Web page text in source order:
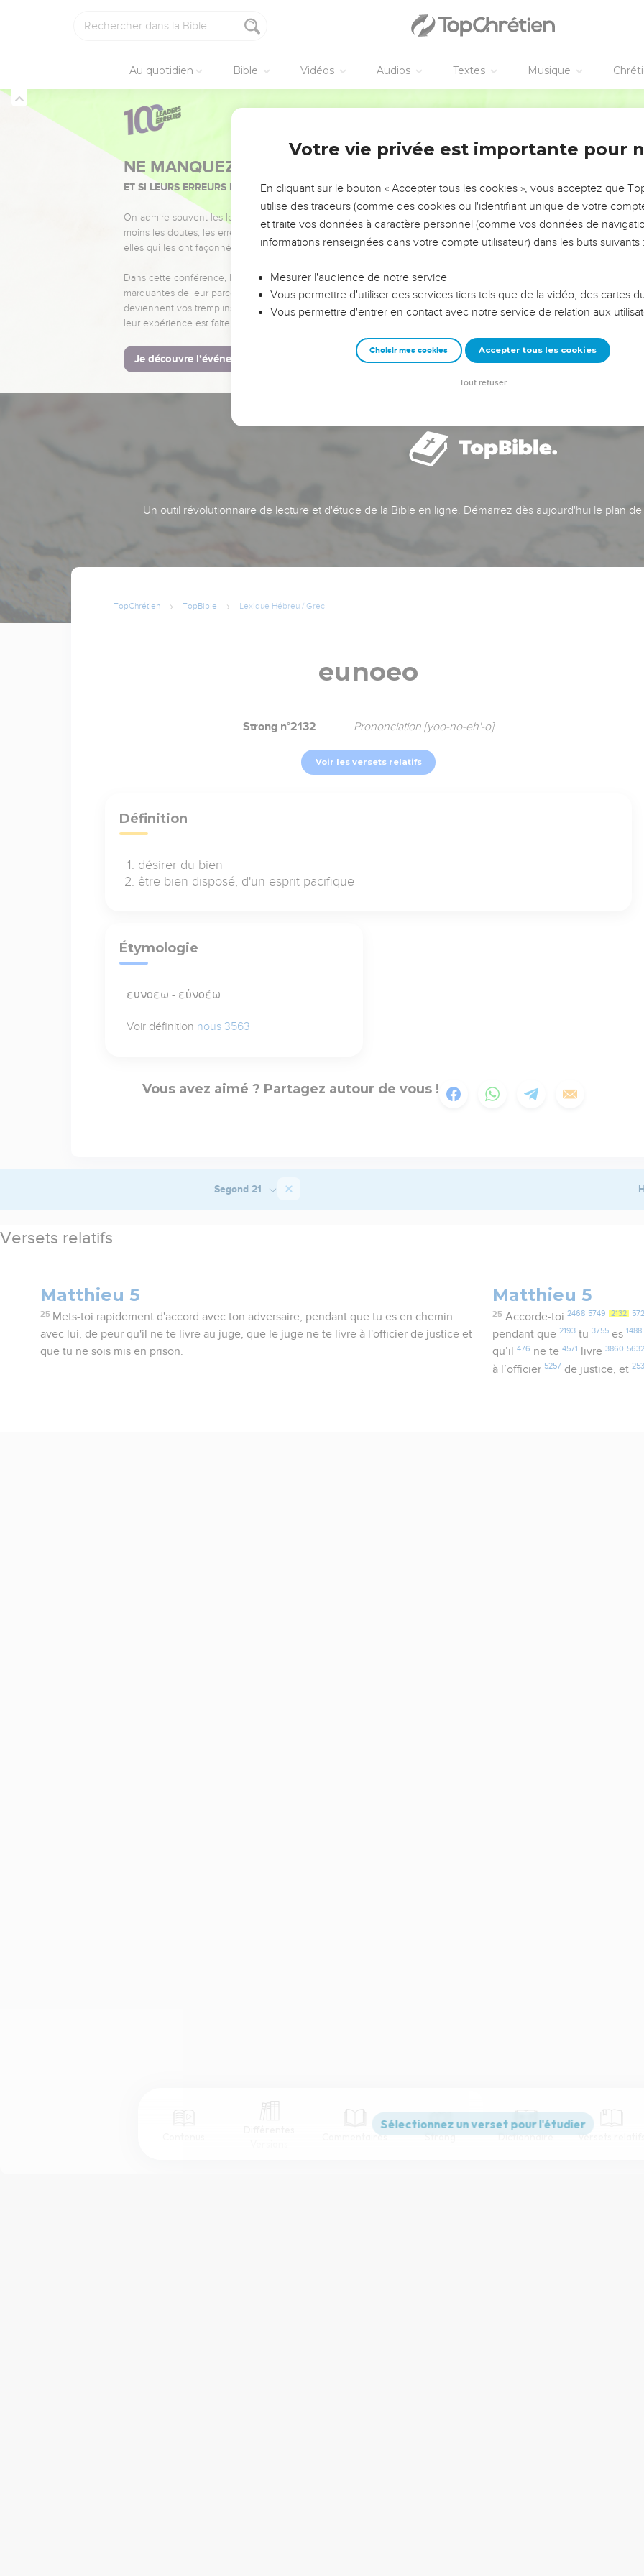
Au quotidien Bible Vidéos Audios Textes Musique
NE MANQUEZ PAS L’ÉVÉNEMENT DE L’ANNÉE !
ET SI LEURS ERREURS POUVAIENT VOUS ÉVITER LES VOTRES ?
On admire souvent les leaders pour leurs réussites, leur impact, leur foi ou leur vision. Mais on voit
moins les doutes, les erreurs et les saisons difficiles qu'ils ont traversés, alors même que ce sont
elles qui les ont façonnés.
Dans cette conférence, leaders, entrepreneurs, et responsables reviennent sur les erreurs
marquantes de leur parcours et les clés pour avancer avec plus de sagesse afin que leurs erreurs
deviennent vos tremplins. Que vous guidiez un ministère, une équipe, un groupe ou une famille,
leur expérience est faite pour vous.
Je découvre l’événement
Un outil révolutionnaire de lecture et d'étude de la Bible en ligne. Démarrez dès aujourd'hui le plan
TopChrétien TopBible Lexique Hébreu / Grec
eunoeo
Strong n°2132 Prononciation [yoo-no-eh'-o]
Voir les versets relatifs
Définition
désirer du bien
être bien disposé, d'un esprit pacifique
Étymologie
ευνοεω - εὐνοέω
Voir définition nous 3563
Vous avez aimé ? Partagez autour de vous !
Commentaires Strong Dictionnaire Versets relatifs
Segond 21
Versets relatifs
Matthieu 5
25 Mets-toi rapidement d'accord avec ton adversaire, pendant que tu es en chemin
avec lui, de peur qu'il ne te livre au juge, que le juge ne te livre à l'officier de justice et
que tu ne sois mis en prison.
Matthieu 5
25 Accorde-toi 2468 5749 2132
pendant que2193 tu3755 es 1488
qu’il476 ne te4571 livre3860 5632
à l’officier 5257 de justice, et
Votre vie privée est importante pour
En cliquant sur le bouton « Accepter tous les cookies », vous acceptez que
utilise des traceurs (comme des cookies ou l'identifiant unique de votre
et traite vos données à caractère personnel (comme vos données de
informations renseignées dans votre compte utilisateur) dans les buts suivants :
Mesurer l'audience de notre service
Vous permettre d'utiliser des services tiers tels que de la vidéo, des cartes
Vous permettre d'entrer en contact avec notre service de relation aux
Choisir mes cookies Accepter tous les cookies
Tout refuser